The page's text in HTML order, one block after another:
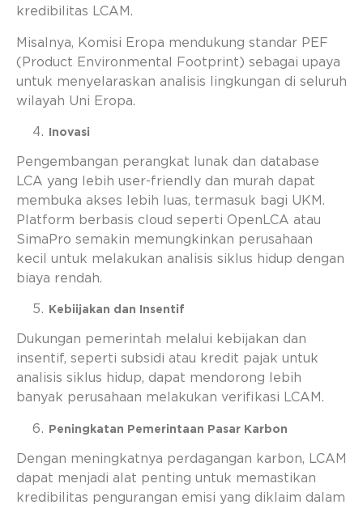
kredibilitas LCAM.
Misalnya, Komisi Eropa mendukung standar PEF
(Product Environmental Footprint) sebagai upaya
untuk menyelaraskan analisis lingkungan di seluruh
wilayah Uni Eropa.
Inovasi
Pengembangan perangkat lunak dan database
LCA yang lebih user-friendly dan murah dapat
membuka akses lebih luas, termasuk bagi UKM.
Platform berbasis cloud seperti OpenLCA atau
SimaPro semakin memungkinkan perusahaan
kecil untuk melakukan analisis siklus hidup dengan
biaya rendah.
Kebiijakan dan Insentif
Dukungan pemerintah melalui kebijakan dan
insentif, seperti subsidi atau kredit pajak untuk
analisis siklus hidup, dapat mendorong lebih
banyak perusahaan melakukan verifikasi LCAM.
Peningkatan Pemerintaan Pasar Karbon
Dengan meningkatnya perdagangan karbon, LCAM
dapat menjadi alat penting untuk memastikan
kredibilitas pengurangan emisi yang diklaim dalam